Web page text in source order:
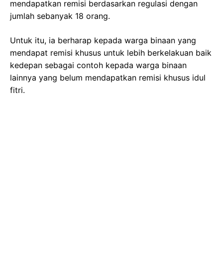
mendapatkan remisi berdasarkan regulasi dengan
jumlah sebanyak 18 orang.
Untuk itu, ia berharap kepada warga binaan yang
mendapat remisi khusus untuk lebih berkelakuan baik
kedepan sebagai contoh kepada warga binaan
lainnya yang belum mendapatkan remisi khusus idul
fitri.